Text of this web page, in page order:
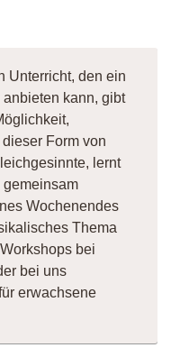
Unterricht, den ein
kann, gibt
dieser Form von
lernt
gemeinsam
Wochenendes
Thema
bei
bei uns
erwachsene